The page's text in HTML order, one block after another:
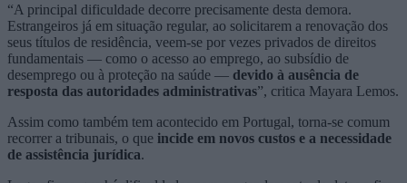
“A principal dificuldade decorre precisamente desta demora.
Estrangeiros já em situação regular, ao solicitarem a renovação dos
seus títulos de residência, veem-se por vezes privados de direitos
fundamentais — como o acesso ao emprego, ao subsídio de
desemprego ou à proteção na saúde — devido à ausência de
resposta das autoridades administrativas”, critica Mayara Lemos.
Assim como também tem acontecido em Portugal, torna-se comum
recorrer a tribunais, o que incide em novos custos e a necessidade
de assistência jurídica.